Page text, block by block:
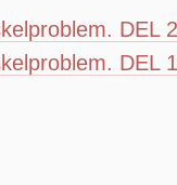
DEL 2
DEL 1